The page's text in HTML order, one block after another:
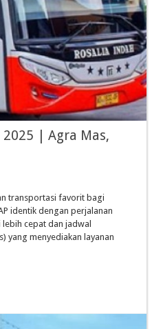
2025 | Agra Mas,
transportasi favorit bagi
identik dengan perjalanan
lebih cepat dan jadwal
yang menyediakan layanan